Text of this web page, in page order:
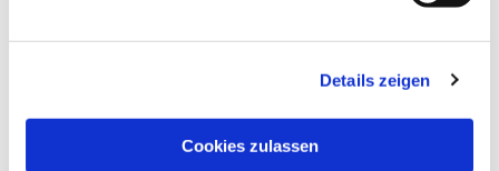
Details zeigen
Cookies zulassen